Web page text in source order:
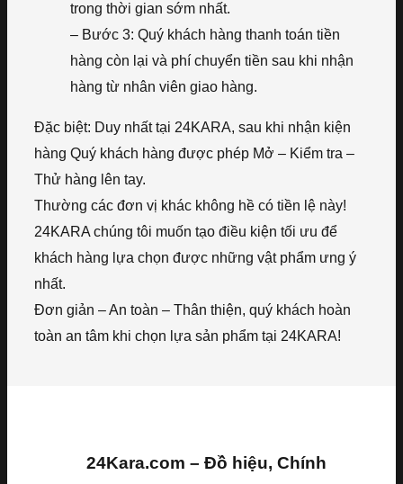
trong thời gian sớm nhất.
– Bước 3: Quý khách hàng thanh toán tiền
hàng còn lại và phí chuyển tiền sau khi nhận
hàng từ nhân viên giao hàng.
Đặc biệt: Duy nhất tại 24KARA, sau khi nhận kiện
hàng Quý khách hàng được phép Mở – Kiểm tra –
Thử hàng lên tay.
Thường các đơn vị khác không hề có tiền lệ này!
24KARA chúng tôi muốn tạo điều kiện tối ưu để
khách hàng lựa chọn được những vật phẩm ưng ý
nhất.
Đơn giản – An toàn – Thân thiện, quý khách hoàn
toàn an tâm khi chọn lựa sản phẩm tại 24KARA!
24Kara.com – Đồ hiệu, Chính